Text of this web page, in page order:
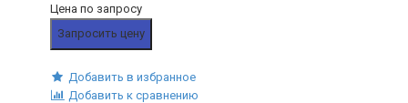
Цена по запросу
Запросить цену
Добавить в избранное
Добавить к сравнению